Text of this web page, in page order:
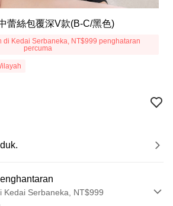
蕾絲包覆深V款(B-C/黑色)
di Kedai Serbaneka, NT$999 penghataran
percuma
Kedai Serbaneka, NT$999